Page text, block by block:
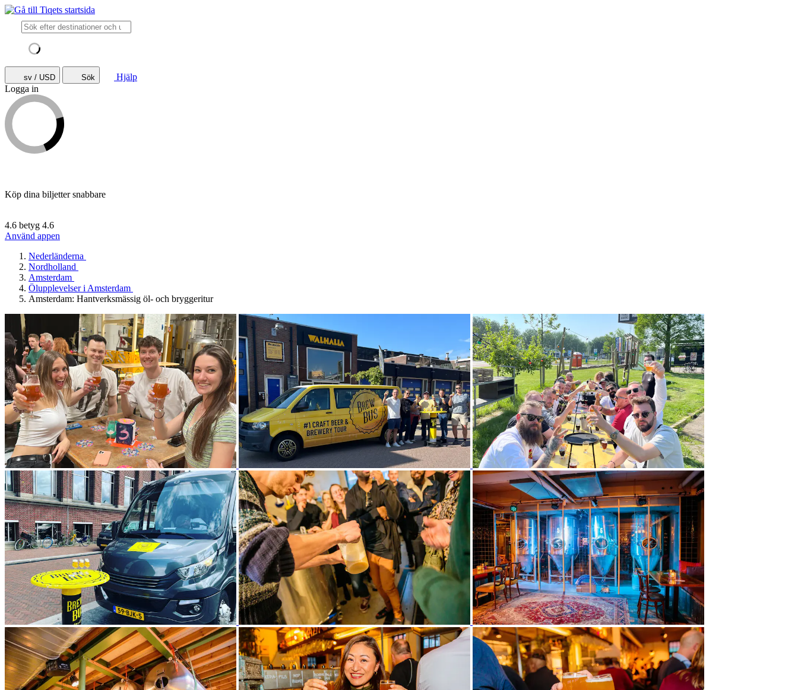
sv / USD Sök
Hjälp
Logga in
Köp dina biljetter snabbare
4.6 betyg 4.6
Använd appen
Nederländerna
Nordholland
Amsterdam
Ölupplevelser i Amsterdam
Amsterdam: Hantverksmässig öl- och bryggeritur